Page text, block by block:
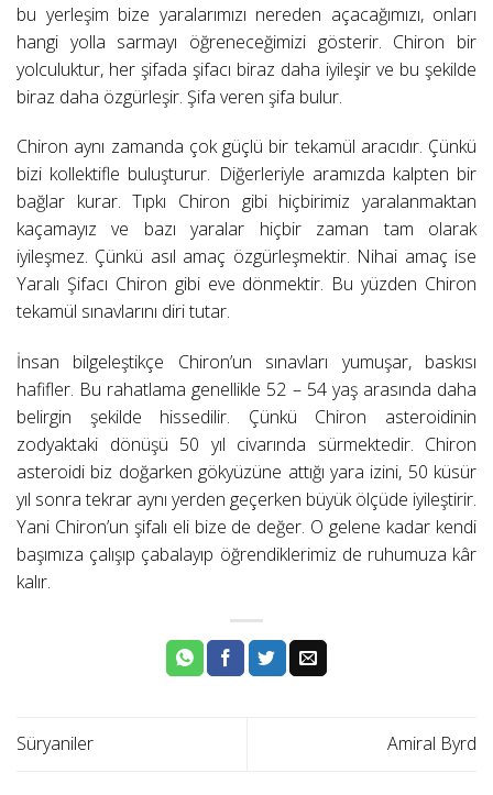
bu yerleşim bize yaralarımızı nereden açacağımızı, onları
hangi yolla sarmayı öğreneceğimizi gösterir. Chiron bir
yolculuktur, her şifada şifacı biraz daha iyileşir ve bu şekilde
biraz daha özgürleşir. Şifa veren şifa bulur.
Chiron aynı zamanda çok güçlü bir tekamül aracıdır. Çünkü
bizi kollektifle buluşturur. Diğerleriyle aramızda kalpten bir
bağlar kurar. Tıpkı Chiron gibi hiçbirimiz yaralanmaktan
kaçamayız ve bazı yaralar hiçbir zaman tam olarak
iyileşmez. Çünkü asıl amaç özgürleşmektir. Nihai amaç ise
Yaralı Şifacı Chiron gibi eve dönmektir. Bu yüzden Chiron
tekamül sınavlarını diri tutar.
İnsan bilgeleştikçe Chiron’un sınavları yumuşar, baskısı
hafifler. Bu rahatlama genellikle 52 – 54 yaş arasında daha
belirgin şekilde hissedilir. Çünkü Chiron asteroidinin
zodyaktaki dönüşü 50 yıl civarında sürmektedir. Chiron
asteroidi biz doğarken gökyüzüne attığı yara izini, 50 küsür
yıl sonra tekrar aynı yerden geçerken büyük ölçüde iyileştirir.
Yani Chiron’un şifalı eli bize de değer. O gelene kadar kendi
başımıza çalışıp çabalayıp öğrendiklerimiz de ruhumuza kâr
kalır.
Süryaniler Amiral Byrd